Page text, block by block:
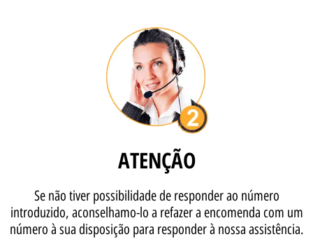
ATENÇÃO
Se não tiver possibilidade de responder ao número
introduzido, aconselhamo-lo a refazer a encomenda com um
número à sua disposição para responder à nossa assistência.